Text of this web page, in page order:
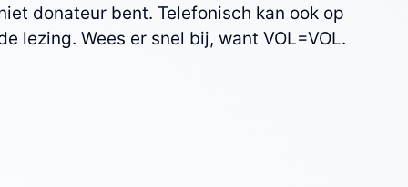
donateur bent. Telefonisch kan ook op
lezing. Wees er snel bij, want VOL=VOL.